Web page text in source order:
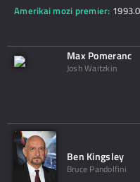
Amerikai mozi premier:
Max Pomeranc
Josh Waitzkin
Ben Kingsley
Bruce Pandolfini